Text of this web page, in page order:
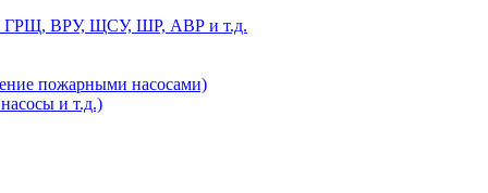
ГРЩ, ВРУ, ЩСУ, ШР, АВР и т.д.
пожарными насосами)
и т.д.)